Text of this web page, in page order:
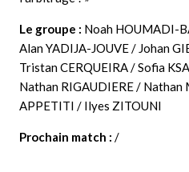
Le groupe : Noah HOUMADI-
Alan YADIJA-JOUVE / Johan
Tristan CERQUEIRA / Sofia
Nathan RIGAUDIERE / Nathan
APPETITI / Ilyes ZITOUNI
Prochain match : /